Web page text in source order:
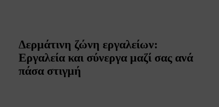
Δερμάτινη ζώνη εργαλείων:
Εργαλεία και σύνεργα μαζί σας ανά
πάσα στιγμή